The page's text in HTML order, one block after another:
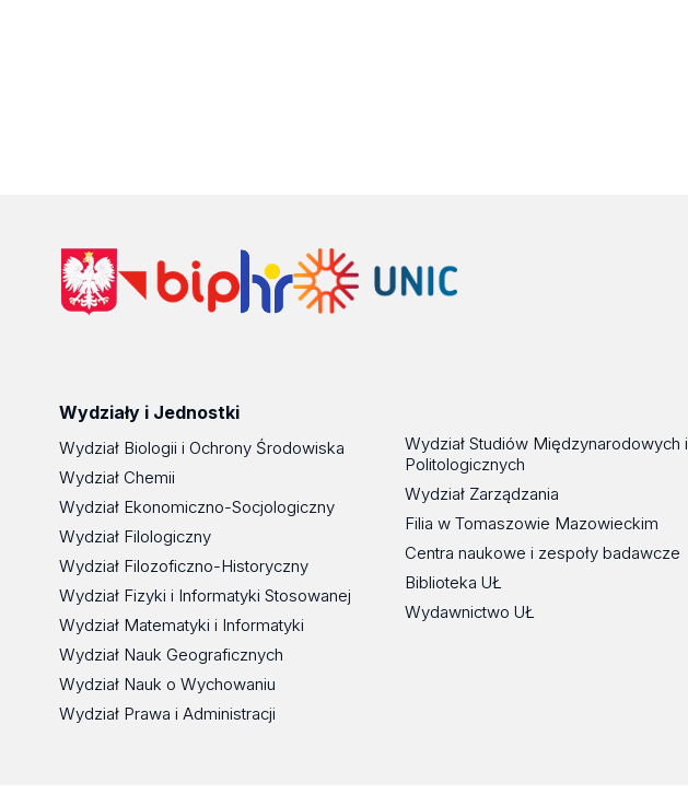
Wydziały i Jednostki
Wydział Biologii i Ochrony Środowiska
Wydział Chemii
Wydział Ekonomiczno-Socjologiczny
Wydział Filologiczny
Wydział Filozoficzno-Historyczny
Wydział Fizyki i Informatyki Stosowanej
Wydział Matematyki i Informatyki
Wydział Nauk Geograficznych
Wydział Nauk o Wychowaniu
Wydział Prawa i Administracji
Wydział Studiów Międzynarodowych i
Politologicznych
Wydział Zarządzania
Filia w Tomaszowie Mazowieckim
Centra naukowe i zespoły badawcze
Biblioteka UŁ
Wydawnictwo UŁ